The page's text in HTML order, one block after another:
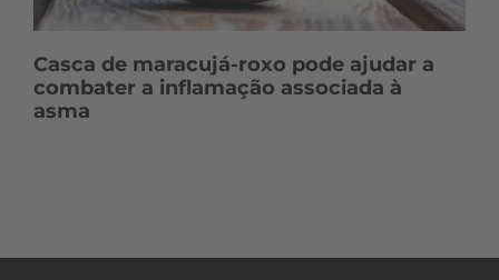
Casca de maracujá-roxo pode ajudar a
combater a inflamação associada à
asma